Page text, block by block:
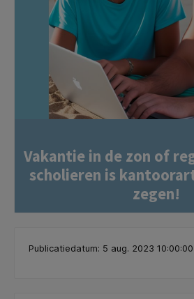
Vakantie in de zon of
scholieren is
zegen!
Publicatiedatum: 5 aug. 2023 10:00:00